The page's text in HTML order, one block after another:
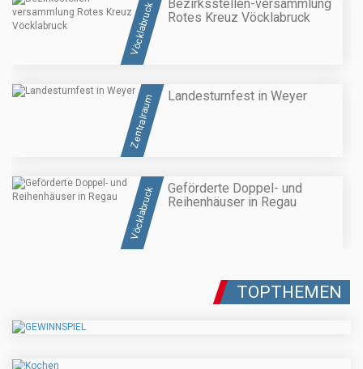
Vöcklabruck
Bezirksstellen-versammlung
Rotes Kreuz Vöcklabruck
Zentralraum Landesturnfest in Weyer
Vöcklabruck
Geförderte Doppel- und
Reihenhäuser in Regau
TOPTHEMEN